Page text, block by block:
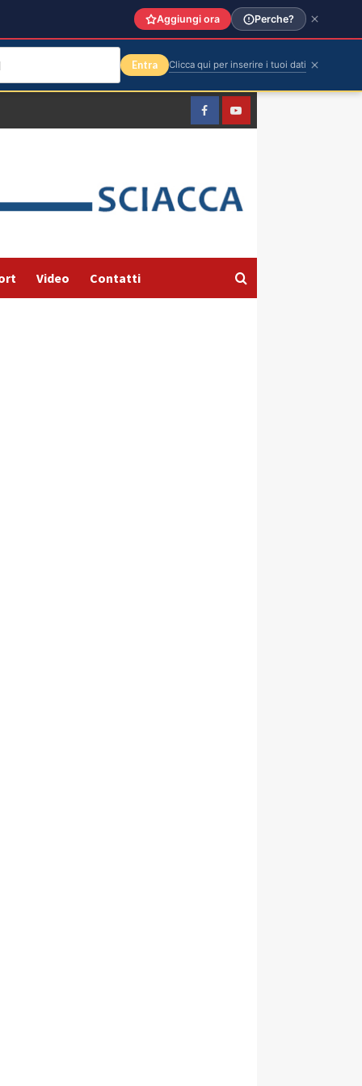
FacebookYountube
Video Contatti
Aggiungi ora Perche?
Entra Clicca qui per inserire i tuoi dati